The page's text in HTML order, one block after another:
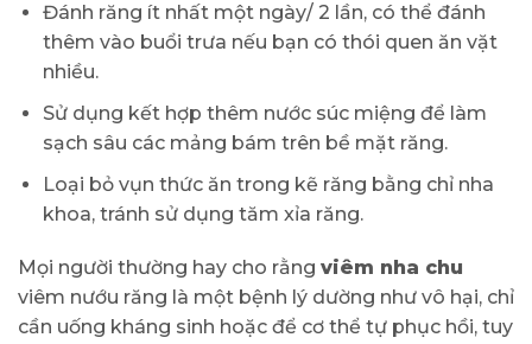
Đánh răng ít nhất một ngày/ 2 lần, có thể đánh
thêm vào buổi trưa nếu bạn có thói quen ăn vặt
nhiều.
Sử dụng kết hợp thêm nước súc miệng để làm
sạch sâu các mảng bám trên bề mặt răng.
Loại bỏ vụn thức ăn trong kẽ răng bằng chỉ nha
khoa, tránh sử dụng tăm xỉa răng.
Mọi người thường hay cho rằng viêm nha chu
viêm nướu răng là một bệnh lý dường như vô hại, chỉ
cần uống kháng sinh hoặc để cơ thể tự phục hồi, tuy